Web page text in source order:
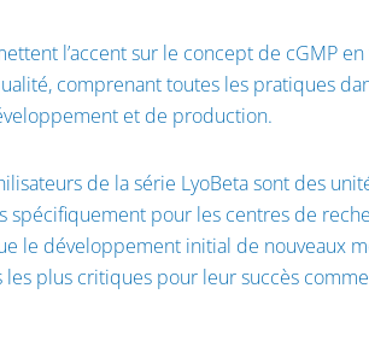
l’accent sur le concept de cGMP
comprenant toutes les pratiques
et de production.
de la série LyoBeta sont des
spécifiquement pour les centres de
le développement initial de nouveaux
les plus critiques pour leur succès